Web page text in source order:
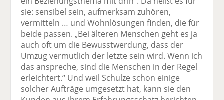
sie: sensibel sein, aufmerksam zuhören,
vermitteln … und Wohnlösungen finden, die für
beide passen. „Bei älteren Menschen geht es ja
auch oft um die Bewusstwerdung, dass der
Umzug vermutlich der letzte sein wird. Wenn ich
das anspreche, sind die Menschen in der Regel
erleichtert.“ Und weil Schulze schon einige
solcher Aufträge umgesetzt hat, kann sie den